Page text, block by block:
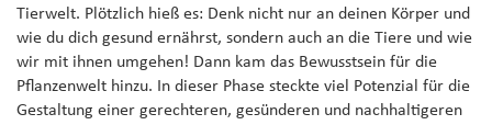
Tierwelt. Plötzlich hieß es: Denk nicht nur an deinen Körper und
wie du dich gesund ernährst, sondern auch an die Tiere und wie
wir mit ihnen umgehen! Dann kam das Bewusstsein für die
Pflanzenwelt hinzu. In dieser Phase steckte viel Potenzial für die
Gestaltung einer gerechteren, gesünderen und nachhaltigeren